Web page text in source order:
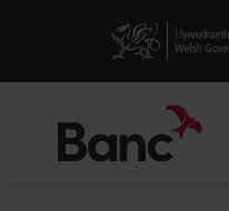
Visit gov.wales